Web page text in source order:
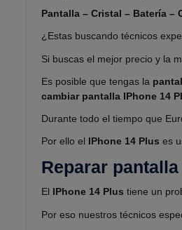
Pantalla – Cristal – Batería –
¿Estas buscando técnicos
Si buscas el mejor precio y la
Es posible que tengas la
cambiar pantalla IPhone 14
Durante todo el tiempo que
Por ello el IPhone 14 Plus es
Reparar
El IPhone 14 Plus tiene un
Por eso nuestros técnicos